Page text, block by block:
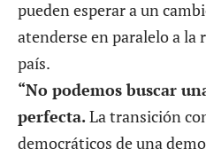
pueden esperar a un
atenderse en paralelo a
país.
“No podemos buscar
perfecta.La transición
democráticos de una